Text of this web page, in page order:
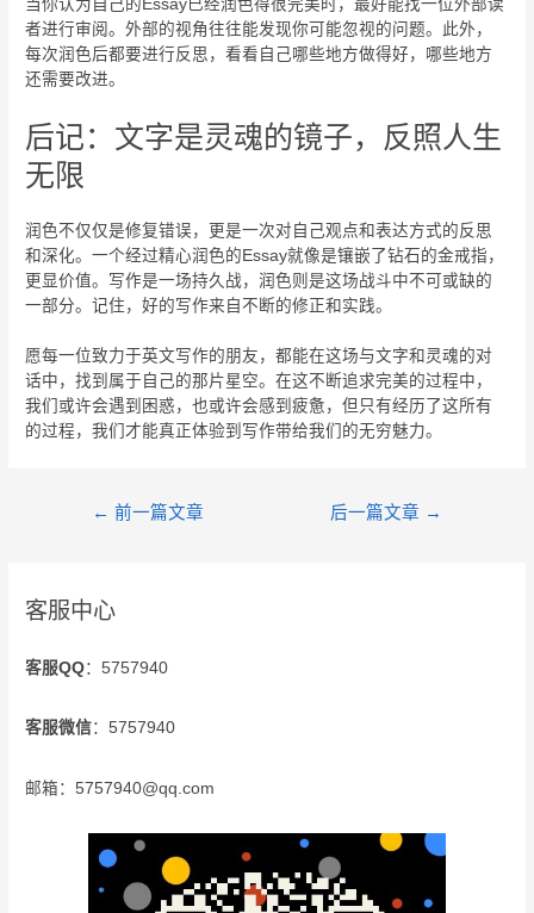
当你认为自己的Essay已经润色得很完美时，最好能找一位外部读
者进行审阅。外部的视角往往能发现你可能忽视的问题。此外，
每次润色后都要进行反思，看看自己哪些地方做得好，哪些地方
还需要改进。
后记：文字是灵魂的镜子，反照人生
无限
润色不仅仅是修复错误，更是一次对自己观点和表达方式的反思
和深化。一个经过精心润色的Essay就像是镶嵌了钻石的金戒指，
更显价值。写作是一场持久战，润色则是这场战斗中不可或缺的
一部分。记住，好的写作来自不断的修正和实践。
愿每一位致力于英文写作的朋友，都能在这场与文字和灵魂的对
话中，找到属于自己的那片星空。在这不断追求完美的过程中，
我们或许会遇到困惑，也或许会感到疲惫，但只有经历了这所有
的过程，我们才能真正体验到写作带给我们的无穷魅力。
← 前一篇文章 后一篇文章 →
客服中心
客服QQ：5757940
客服微信：5757940
邮箱：5757940@qq.com